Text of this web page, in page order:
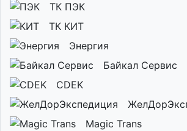
ТК ПЭК
ТК КИТ
Энергия
Байкал Сервис
CDEK
Magic Trans